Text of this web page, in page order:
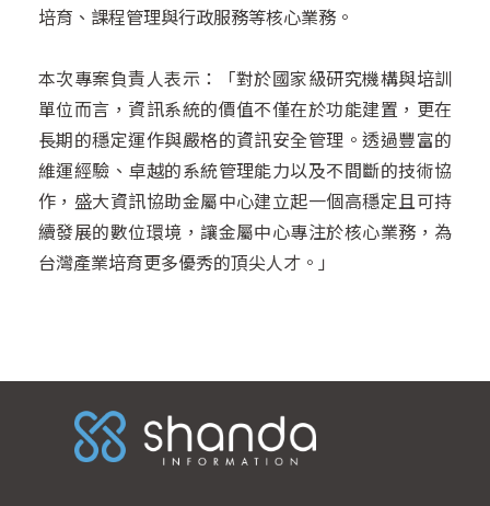
培育、課程管理與行政服務等核心業務。
本次專案負責人表示：「對於國家級研究機構與培訓
單位而言，資訊系統的價值不僅在於功能建置，更在
長期的穩定運作與嚴格的資訊安全管理。透過豐富的
維運經驗、卓越的系統管理能力以及不間斷的技術協
作，盛大資訊協助金屬中心建立起一個高穩定且可持
續發展的數位環境，讓金屬中心專注於核心業務，為
台灣產業培育更多優秀的頂尖人才。」